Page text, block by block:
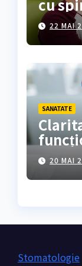
cu
22 MAI
SANATATE
20 MAI
Stomatologie